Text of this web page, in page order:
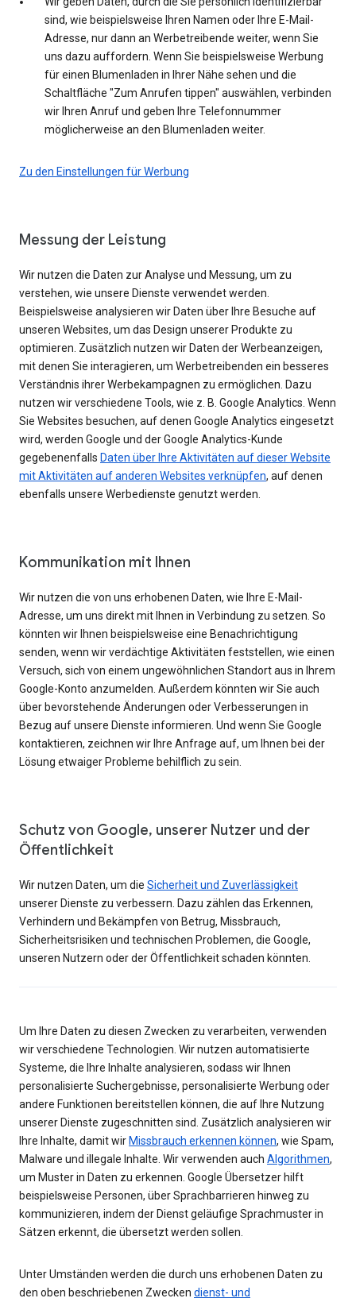
sind, wie beispielsweise Ihren Namen oder Ihre E-Mail-
Adresse, nur dann an Werbetreibende weiter, wenn Sie
uns dazu auffordern. Wenn Sie beispielsweise Werbung
für einen Blumenladen in Ihrer Nähe sehen und die
Schaltfläche "Zum Anrufen tippen" auswählen, verbinden
wir Ihren Anruf und geben Ihre Telefonnummer
möglicherweise an den Blumenladen weiter.
Zu den Einstellungen für Werbung
Messung der Leistung
Wir nutzen die Daten zur Analyse und Messung, um zu
verstehen, wie unsere Dienste verwendet werden.
Beispielsweise analysieren wir Daten über Ihre Besuche auf
unseren Websites, um das Design unserer Produkte zu
optimieren. Zusätzlich nutzen wir Daten der Werbeanzeigen,
mit denen Sie interagieren, um Werbetreibenden ein besseres
Verständnis ihrer Werbekampagnen zu ermöglichen. Dazu
nutzen wir verschiedene Tools, wie z. B. Google Analytics. Wenn
Sie Websites besuchen, auf denen Google Analytics eingesetzt
wird, werden Google und der Google Analytics-Kunde
gegebenenfalls Daten über Ihre Aktivitäten auf dieser Website
mit Aktivitäten auf anderen Websites verknüpfen, auf denen
ebenfalls unsere Werbedienste genutzt werden.
Kommunikation mit Ihnen
Wir nutzen die von uns erhobenen Daten, wie Ihre E-Mail-
Adresse, um uns direkt mit Ihnen in Verbindung zu setzen. So
könnten wir Ihnen beispielsweise eine Benachrichtigung
senden, wenn wir verdächtige Aktivitäten feststellen, wie einen
Versuch, sich von einem ungewöhnlichen Standort aus in Ihrem
Google-Konto anzumelden. Außerdem könnten wir Sie auch
über bevorstehende Änderungen oder Verbesserungen in
Bezug auf unsere Dienste informieren. Und wenn Sie Google
kontaktieren, zeichnen wir Ihre Anfrage auf, um Ihnen bei der
Lösung etwaiger Probleme behilflich zu sein.
Schutz von Google, unserer Nutzer und der
Öffentlichkeit
Wir nutzen Daten, um die Sicherheit und Zuverlässigkeit
unserer Dienste zu verbessern. Dazu zählen das Erkennen,
Verhindern und Bekämpfen von Betrug, Missbrauch,
Sicherheitsrisiken und technischen Problemen, die Google,
unseren Nutzern oder der Öffentlichkeit schaden könnten.
Um Ihre Daten zu diesen Zwecken zu verarbeiten, verwenden
wir verschiedene Technologien. Wir nutzen automatisierte
Systeme, die Ihre Inhalte analysieren, sodass wir Ihnen
personalisierte Suchergebnisse, personalisierte Werbung oder
andere Funktionen bereitstellen können, die auf Ihre Nutzung
unserer Dienste zugeschnitten sind. Zusätzlich analysieren wir
Ihre Inhalte, damit wir Missbrauch erkennen können, wie Spam,
Malware und illegale Inhalte. Wir verwenden auch Algorithmen,
um Muster in Daten zu erkennen. Google Übersetzer hilft
beispielsweise Personen, über Sprachbarrieren hinweg zu
kommunizieren, indem der Dienst geläufige Sprachmuster in
Sätzen erkennt, die übersetzt werden sollen.
Unter Umständen werden die durch uns erhobenen Daten zu
den oben beschriebenen Zwecken dienst- und